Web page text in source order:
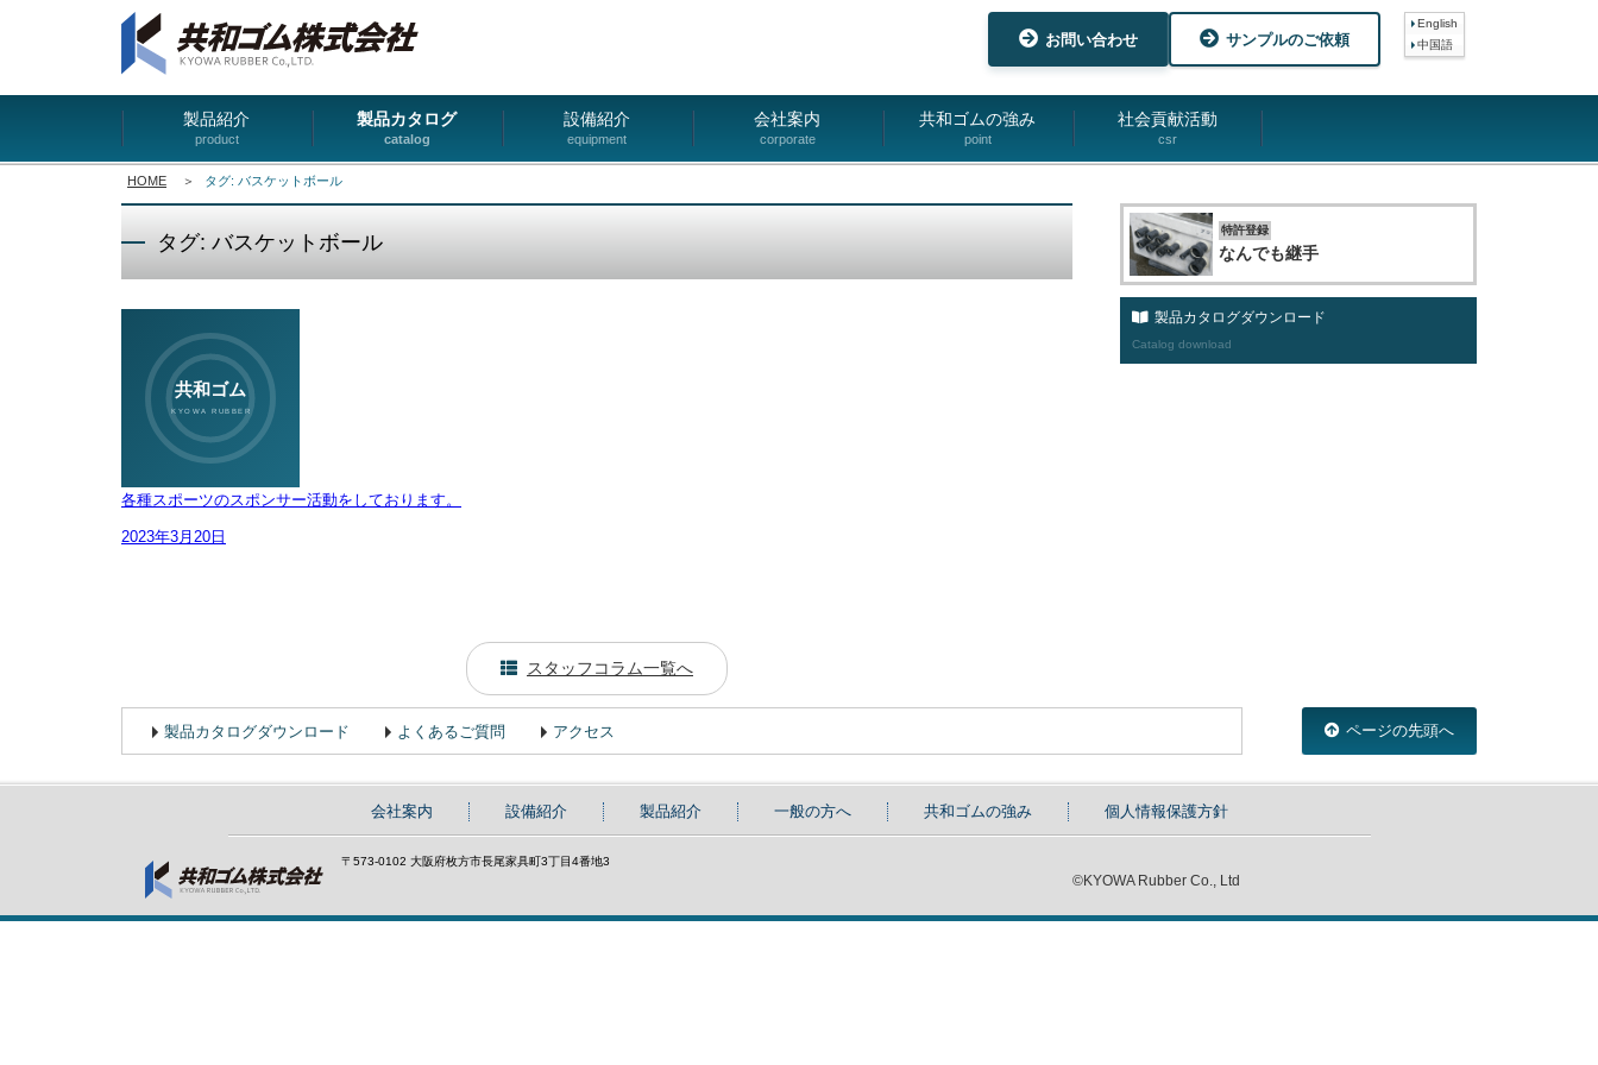
お問い合わせ サンプルのご依頼
English
中国語
製品紹介
product
製品カタログ
catalog
設備紹介
equipment
会社案内
corporate
共和ゴムの強み
point
社会貢献活動
csr
HOME ＞ タグ: バスケットボール
タグ: バスケットボール
各種スポーツのスポンサー活動をしております。
2023年3月20日
スタッフコラム一覧へ
特許登録
なんでも継手
製品カタログダウンロード
Catalog download
製品カタログダウンロード よくあるご質問 アクセス ページの先頭へ
会社案内 設備紹介 製品紹介 一般の方へ 共和ゴムの強み 個人情報保護方針
〒573-0102 大阪府枚方市長尾家具町3丁目4番地3
©KYOWA Rubber Co., Ltd